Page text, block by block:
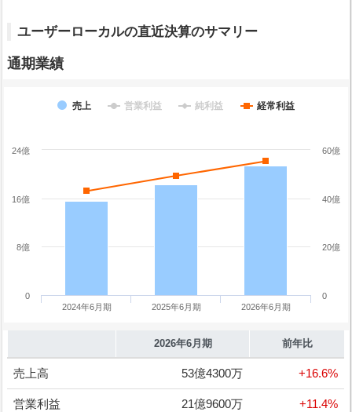
ユーザーローカルの直近決算のサマリー
通期業績
売上 営業利益 純利益 経常利益
2024年6月期 2025年6月期 2026年6月期
0
20億
40億
60億
0
8億
16億
24億
2026年6月期 前年比
売上高 53億4300万 +16.6%
営業利益 21億9600万 +11.4%